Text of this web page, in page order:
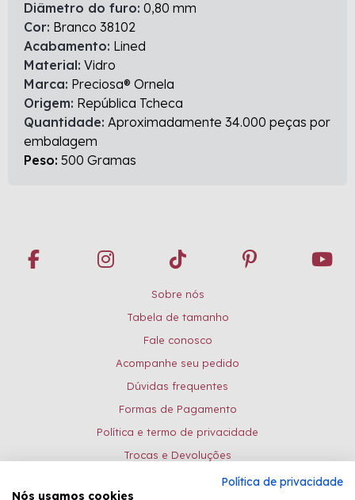
Diâmetro do furo: 0,80 mm
Cor: Branco 38102
Acabamento: Lined
Material: Vidro
Marca: Preciosa® Ornela
Origem: República Tcheca
Quantidade: Aproximadamente 34.000 peças por
embalagem
Peso: 500 Gramas
Sobre nós
Tabela de tamanho
Fale conosco
Acompanhe seu pedido
Dúvidas frequentes
Formas de Pagamento
Política e termo de privacidade
Trocas e Devoluções
Formas de pagamento:Política de privacidade
Nós usamos cookies